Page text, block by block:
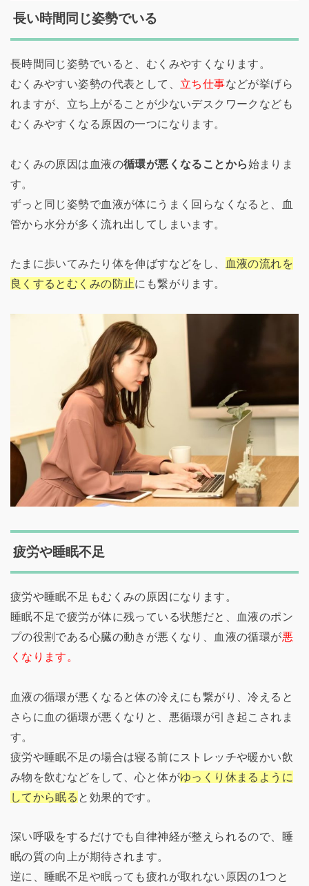
長い時間同じ姿勢でいる
長時間同じ姿勢でいると、むくみやすくなります。
むくみやすい姿勢の代表として、 立ち仕事などが挙げら
れますが、立ち上がることが少ないデスクワークなども
むくみやすくなる原因の一つになります。
むくみの原因は血液の循環が悪くなることから始まりま
す。
ずっと同じ姿勢で血液が体にうまく回らなくなると、血
管から水分が多く流れ出してしまいます。
たまに歩いてみたり体を伸ばすなどをし、
血液の流れを
良くするとむくみの防止にも繋がります。
疲労や睡眠不足
疲労や睡眠不足もむくみの原因になります。
睡眠不足で疲労が体に残っている状態だと、血液のポン
プの役割である心臓の動きが悪くなり、血液の循環が悪
くなります。
血液の循環が悪くなると体の冷えにも繋がり、冷えると
さらに血の循環が悪くなりと、悪循環が引き起こされま
す。
疲労や睡眠不足の場合は寝る前にストレッチや暖かい飲
み物を飲むなどをして、心と体がゆっくり休まるように
してから眠る と効果的です。
深い呼吸をするだけでも自律神経が整えられるので、睡
眠の質の向上が期待されます。
逆に、睡眠不足や眠っても疲れが取れない原因の1つと